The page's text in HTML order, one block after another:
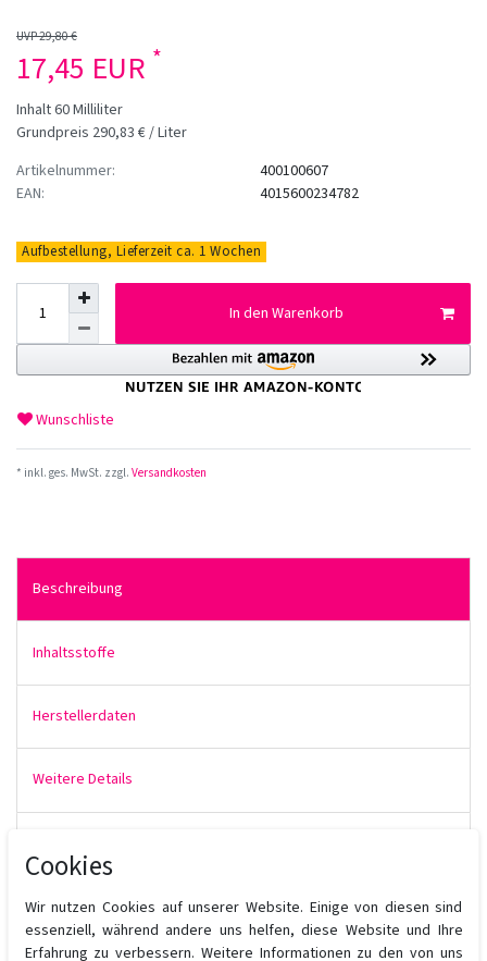
UVP 29,80 €
17,45 EUR *
Inhalt60Milliliter
Grundpreis 290,83 € / Liter
Artikelnummer:
EAN:
400100607
4015600234782
Aufbestellung, Lieferzeit ca. 1 Wochen
In den Warenkorb
Wunschliste
* inkl. ges. MwSt. zzgl. Versandkosten
Beschreibung
Inhaltsstoffe
Herstellerdaten
Weitere Details
DieSassoonIntensitones Haarfarbe können mit der Cremagel
und Cremablond Haarfarbe gemischt werden, um das Ergebnis
Cookies
Wir nutzen Cookies auf unserer Website. Einige von diesen sind
essenziell, während andere uns helfen, diese Website und Ihre
Erfahrung zu verbessern. Weitere Informationen zu den von uns